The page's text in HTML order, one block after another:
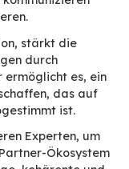
Messaging
ohne Bruch •
oder in
MyB’Suite…)